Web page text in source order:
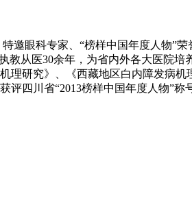
邀眼科专家、“榜样中国年度人物”
从医30余年，为省内外各大医院
研究》、《西藏地区白内障发病
评四川省“2013榜样中国年度人物”称